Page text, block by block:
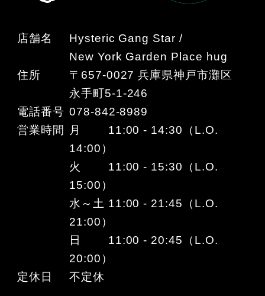
店舗名
Hysteric Gang Star /
New York Garden Place hug
住所
〒657-0027 兵庫県神戸市灘区
永手町5-1-246
電話番号 078-842-8989
営業時間
月 11:00 - 14:30（L.O.
14:00）
火 11:00 - 15:30（L.O.
15:00）
水～土 11:00 - 21:45（L.O.
21:00）
日 11:00 - 20:45（L.O.
20:00）
定休日
不定休